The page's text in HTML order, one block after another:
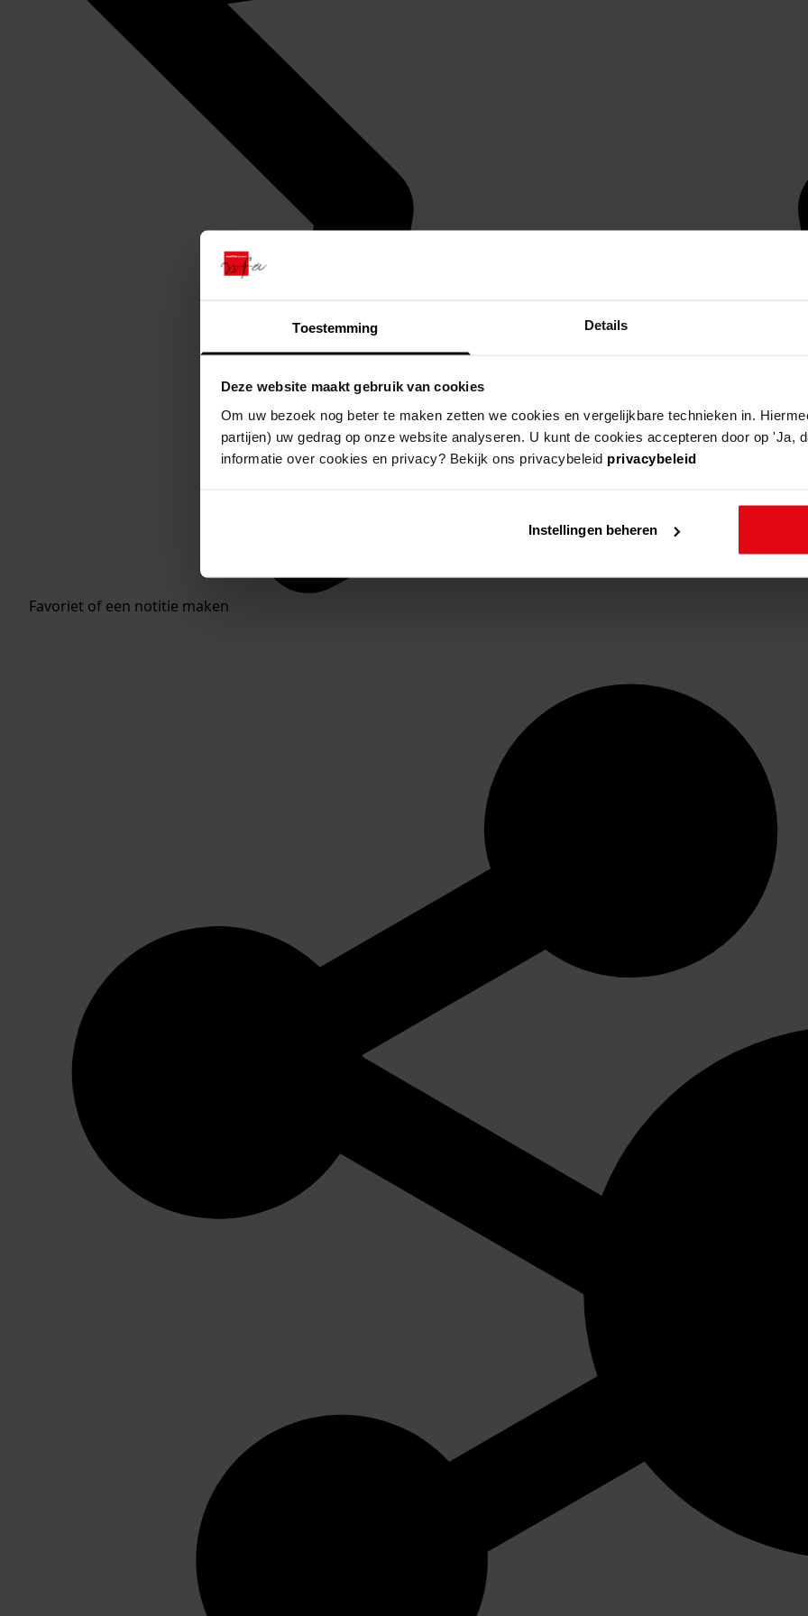
Toestemming Details
Deze website maakt gebruik van cookies
Om uw bezoek nog beter te maken zetten we cookies en vergelijkbare technieken in.
partijen) uw gedrag op onze website analyseren. U kunt de cookies accepteren door op 'Ja,
informatie over cookies en privacy? Bekijk ons privacybeleid privacybeleid
Instellingen beheren
Favoriet of een notitie maken